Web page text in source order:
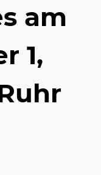
am
1,